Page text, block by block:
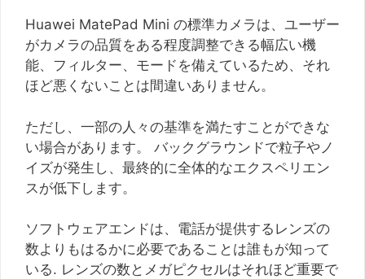
Huawei MatePad Mini の標準カメラは、ユーザー
がカメラの品質をある程度調整できる幅広い機
能、フィルター、モードを備えているため、それ
ほど悪くないことは間違いありません。
ただし、一部の人々の基準を満たすことができな
い場合があります。 バックグラウンドで粒子やノ
イズが発生し、最終的に全体的なエクスペリエン
スが低下します。
ソフトウェアエンドは、電話が提供するレンズの
数よりもはるかに必要であることは誰もが知って
いる. レンズの数とメガピクセルはそれほど重要で